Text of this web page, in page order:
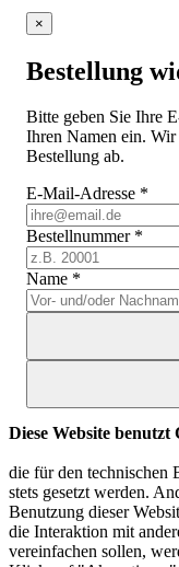
×
Bestellung
Bitte geben Sie Ihre
Ihren Namen ein.
Bestellung ab.
E-Mail-Adresse *
Bestellnummer *
Name *
Diese Website benutzt
die für den technischen
stets gesetzt werden.
Benutzung dieser
die Interaktion mit
vereinfachen sollen,